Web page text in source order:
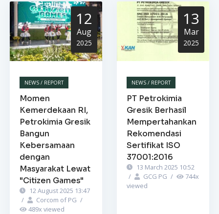
12
Aug
2025
NEWS / REPORT
Momen
Kemerdekaan RI,
Petrokimia Gresik
Bangun
Kebersamaan
dengan
Masyarakat Lewat
"Citizen Games"
12 August 2025 13:47
/
Corcom of PG /
489x viewed
13
Mar
2025
NEWS / REPORT
PT Petrokimia
Gresik Berhasil
Mempertahankan
Rekomendasi
Sertifikat ISO
37001:2016
13 March 2025 10:52
/
GCG PG / 744x
viewed